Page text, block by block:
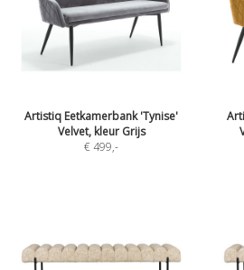
Artistiq Eetkamerbank 'Tynise'
Velvet, kleur Grijs
€ 499,-